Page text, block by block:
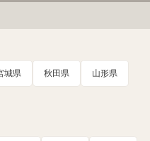
城県 秋田県 山形県